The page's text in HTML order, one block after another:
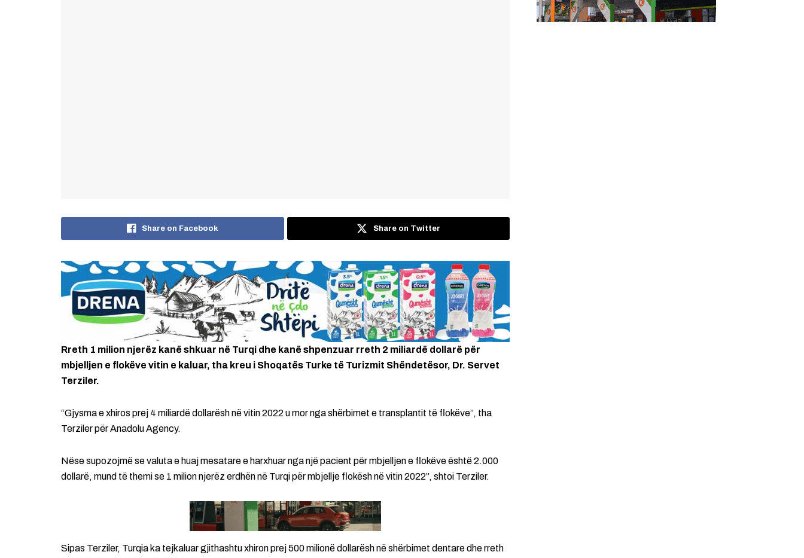
Share on Facebook Share on Twitter
Rreth 1 milion njerëz kanë shkuar në Turqi dhe kanë shpenzuar rreth 2 miliardë dollarë për
mbjelljen e flokëve vitin e kaluar, tha kreu i Shoqatës Turke të Turizmit Shëndetësor, Dr. Servet
Terziler.
“Gjysma e xhiros prej 4 miliardë dollarësh në vitin 2022 u mor nga shërbimet e transplantit të flokëve”, tha
Terziler për Anadolu Agency.
Nëse supozojmë se valuta e huaj mesatare e harxhuar nga një pacient për mbjelljen e flokëve është 2.000
dollarë, mund të themi se 1 milion njerëz erdhën në Turqi për mbjellje flokësh në vitin 2022”, shtoi Terziler.
Sipas Terziler, Turqia ka tejkaluar gjithashtu xhiron prej 500 milionë dollarësh në shërbimet dentare dhe rreth